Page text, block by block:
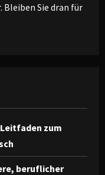
Bleiben Sie dran für
zum
beruflicher